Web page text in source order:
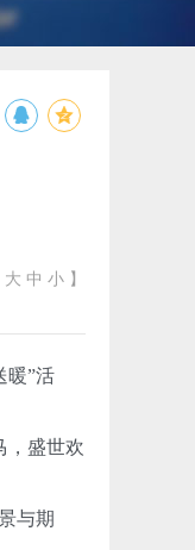
大 中 小 】
暖”活
，盛世欢
与期